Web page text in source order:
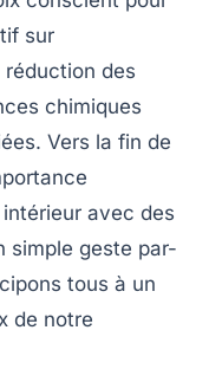
sur
réduction des
chimiques
Vers la fin de
avec des
simple geste par-
tous à un
de notre